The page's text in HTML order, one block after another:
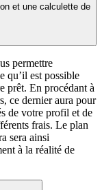
et une calculette de
permettre
qu’il est possible
prêt. En procédant à
ce dernier aura pour
de votre profil et de
frais. Le plan
sera ainsi
à la réalité de